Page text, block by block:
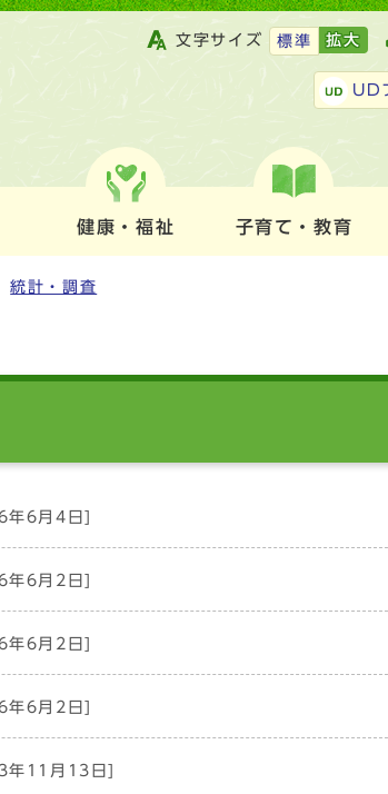
文字サイズ 標準 拡大
UD
健康・福祉 子育て・教育
統計・調査
年6月4日]
年6月2日]
年6月2日]
年6月2日]
年11月13日]